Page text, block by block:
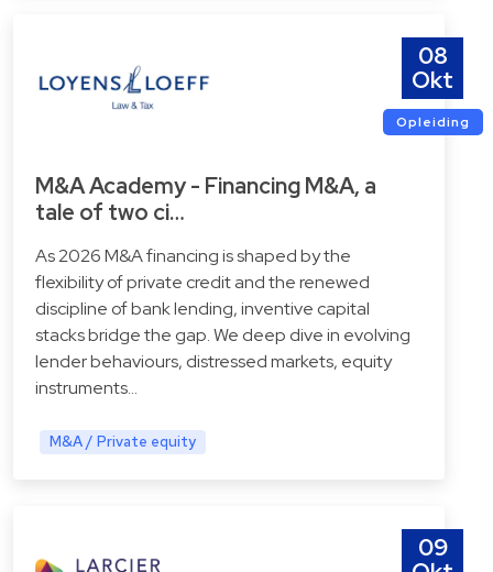
08
Okt
Opleiding
M&A Academy - Financing M&A, a
tale of two ci…
As 2026 M&A financing is shaped by the
flexibility of private credit and the renewed
discipline of bank lending, inventive capital
stacks bridge the gap. We deep dive in evolving
lender behaviours, distressed markets, equity
instruments…
M&A / Private equity
09